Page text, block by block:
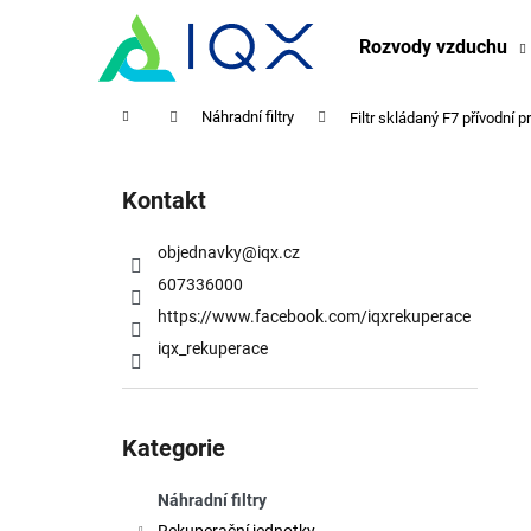
Rozvody vzduchu
Domů Náhradní filtry Filtr skládaný F7 přívodní
Kontakt
objednavky@iqx.cz
607336000
https://www.facebook.com/iqxrekuperace
iqx_rekuperace
kategorie
Kategorie
Náhradní filtry
Zpět
Zpět